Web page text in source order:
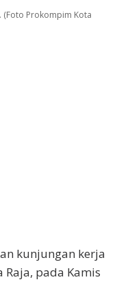
(Foto Prokompim Kota
kunjungan kerja
Raja, pada Kamis